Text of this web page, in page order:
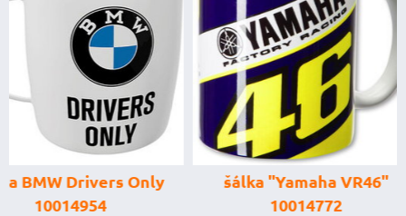
šálka "Yamaha VR46"
10014772
štartovací
digitálnym
power banka,
prúd 4000 A,
GENIUS BOOST
GB150 (NOCO